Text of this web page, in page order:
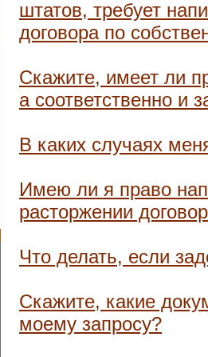
штатов, требует
договора по
Скажите, имеет ли
а соответственно и
В каких случаях
Имею ли я право
расторжении
Что делать, если
Скажите, какие
моему запросу?